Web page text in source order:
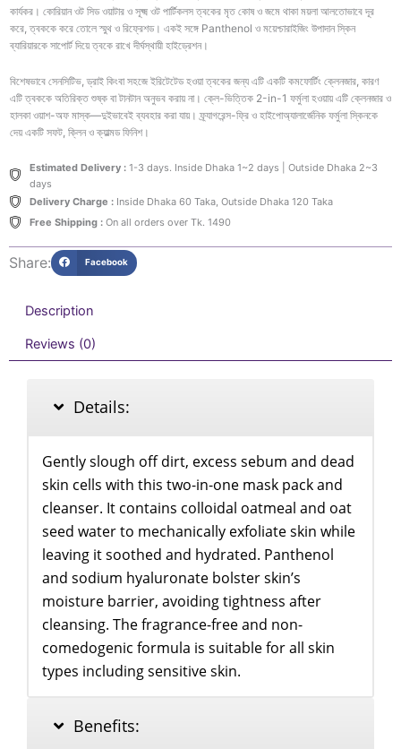
quantity
কার্যকর। কোরিয়ান ওট সিড ওয়াটার ও সূক্ষ্ম ওট পার্টিকলস ত্বকের মৃত কোষ ও জমে থাকা ময়লা আলতোভাবে দূর
করে, ত্বককে করে তোলে স্মুথ ও রিফ্রেশড। একই সঙ্গে Panthenol ও ময়েশ্চারাইজিং উপাদান স্কিন
ব্যারিয়ারকে সাপোর্ট দিয়ে ত্বকে রাখে দীর্ঘস্থায়ী হাইড্রেশন।
বিশেষভাবে সেনসিটিভ, ড্রাই কিংবা সহজে ইরিটেটেড হওয়া ত্বকের জন্য এটি একটি কমফোর্টিং ক্লেনজার, কারণ
এটি ত্বককে অতিরিক্ত শুষ্ক বা টানটান অনুভব করায় না। ক্লে-ভিত্তিক 2-in-1 ফর্মুলা হওয়ায় এটি ক্লেনজার ও
হালকা ওয়াশ-অফ মাস্ক—দুইভাবেই ব্যবহার করা যায়। ফ্র্যাগরেন্স-ফ্রি ও হাইপোঅ্যালার্জেনিক ফর্মুলা স্কিনকে
দেয় একটি সফট, ক্লিন ও ক্যাল্মড ফিনিশ।
Estimated Delivery :1-3 days. Inside Dhaka 1~2 days | Outside Dhaka 2~3
days
Delivery Charge :Inside Dhaka 60 Taka, Outside Dhaka 120 Taka
Free Shipping :On all orders over Tk. 1490
Share: Facebook
Description
Reviews (0)
Details:
Gently slough off dirt, excess sebum and dead
skin cells with this two-in-one mask pack and
cleanser. It contains colloidal oatmeal and oat
seed water to mechanically exfoliate skin while
leaving it soothed and hydrated. Panthenol
and sodium hyaluronate bolster skin’s
moisture barrier, avoiding tightness after
cleansing. The fragrance-free and non-
comedogenic formula is suitable for all skin
types including sensitive skin.
Benefits: